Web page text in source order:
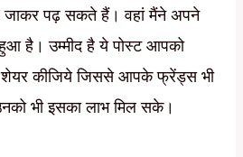
पढ़ सकते हैं। वहां मैंने अपने
है। उम्मीद है ये पोस्ट आपको
शेयर कीजिये जिससे आपके फ्रेंड्स भी
भी इसका लाभ मिल सके।